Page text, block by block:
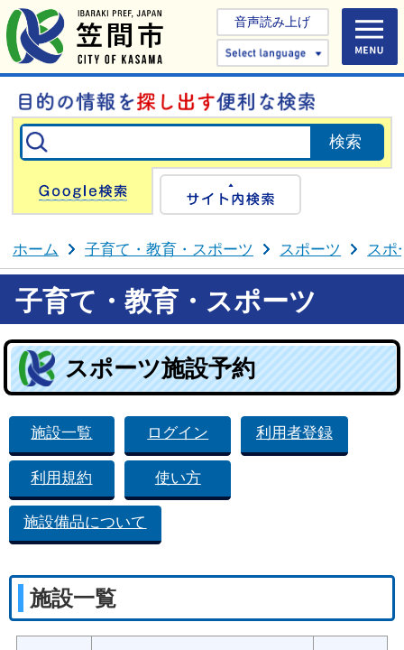
音声読み上げ
Select
Google検索
ホーム 子育て・教育・スポーツ スポーツ スポ
子育て・教育・スポーツ
スポーツ施設予約
施設一覧 ログイン 利用者登録
利用規約 使い方
施設備品について
施設一覧